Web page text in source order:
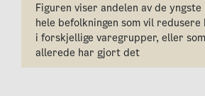
Figuren viser andelen av de yngste
hele befolkningen som vil
i forskjellige varegrupper, eller
allerede har gjort det